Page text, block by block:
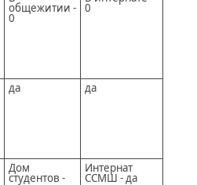
общежитии -
0
0
да да
Дом
студентов -
Интернат
ССМШ - да